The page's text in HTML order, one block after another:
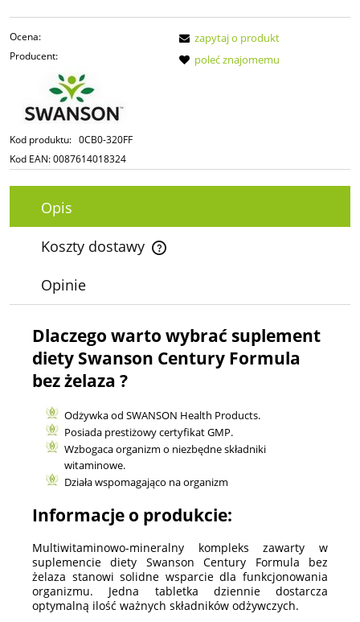
Ocena:
Producent:
Kod produktu: 0CB0-320FF
Kod EAN:0087614018324
zapytaj o produkt
poleć znajomemu
Opis
Koszty dostawy
Cena nie zawiera ewentualnych kosztów płatności
Opinie
Dlaczego warto wybrać suplement
diety Swanson Century Formula
bez żelaza ?
Odżywka od SWANSON Health Products.
Posiada prestiżowy certyfikat GMP.
Wzbogaca organizm o niezbędne składniki
witaminowe.
Działa wspomagająco na organizm
Informacje o produkcie:
Multiwitaminowo-mineralny kompleks zawarty w
suplemencie diety Swanson Century Formula bez
żelaza stanowi solidne wsparcie dla funkcjonowania
organizmu. Jedna tabletka dziennie dostarcza
optymalną ilość ważnych składników odżywczych.